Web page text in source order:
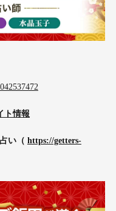
ト情報
い（ https://getters-